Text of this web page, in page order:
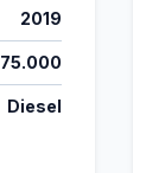
2019
Diesel